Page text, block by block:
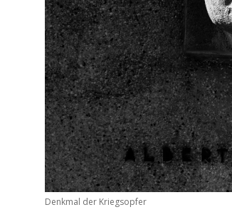
Denkmal der Kriegsopfer